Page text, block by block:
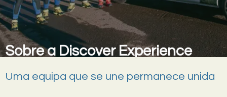
Sobre a Discover Experience
Uma equipa que se une permanece unida